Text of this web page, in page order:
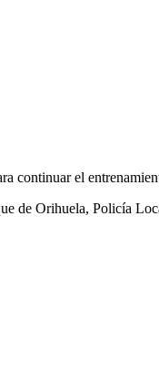
continuar el
de Orihuela, Policía